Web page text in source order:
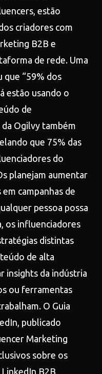
estão
criadores com
B2B e
de rede. Uma
que “59% dos
estão usando o
de
Ogilvy também
que 75% das
do
planejam aumentar
campanhas de
pessoa possa
os influenciadores
distintas
de alta
insights da indústria
ou ferramentas
O Guia
publicado
Marketing
sobre os
B2B,